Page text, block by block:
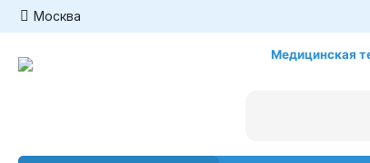
Москва
Медицинская